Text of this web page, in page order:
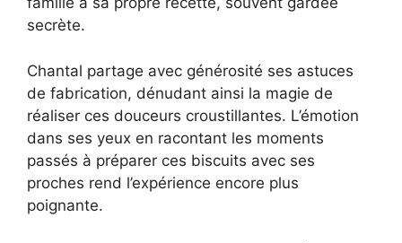
secrète.
Chantal partage avec générosité ses astuces
de fabrication, dénudant ainsi la magie de
réaliser ces douceurs croustillantes. L’émotion
dans ses yeux en racontant les moments
passés à préparer ces biscuits avec ses
proches rend l’expérience encore plus
poignante.